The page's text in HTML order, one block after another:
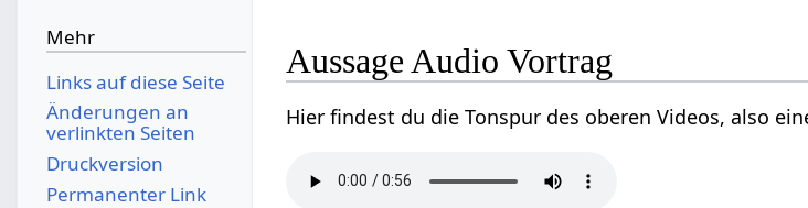
Aussage‏‎ Audio Vortrag
Mehr
Links auf diese Seite
Änderungen an
verlinkten Seiten
Druckversion
Permanenter Link